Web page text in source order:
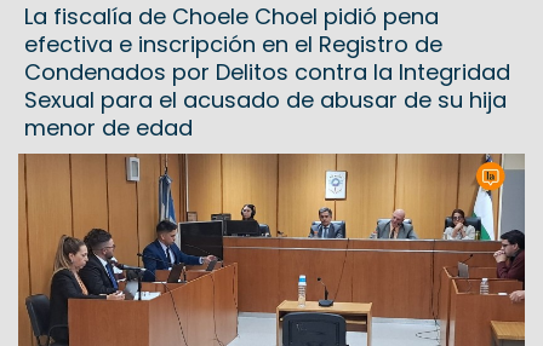
La fiscalía de Choele Choel pidió pena
efectiva e inscripción en el Registro de
Condenados por Delitos contra la Integridad
Sexual para el acusado de abusar de su hija
menor de edad